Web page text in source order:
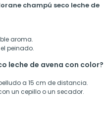
champú seco leche de
aroma.
peinado.
leche de avena con color?
a 15 cm de distancia.
un cepillo o un secador.